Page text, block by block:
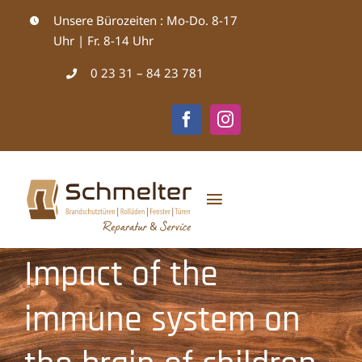
Zum
Unsere Bürozeiten : Mo-Do. 8-17
Uhr | Fr. 8-14 Uhr
0 23 31 – 84 23 781
Toggle
Startseite
Über uns
Impact of the
immune system on